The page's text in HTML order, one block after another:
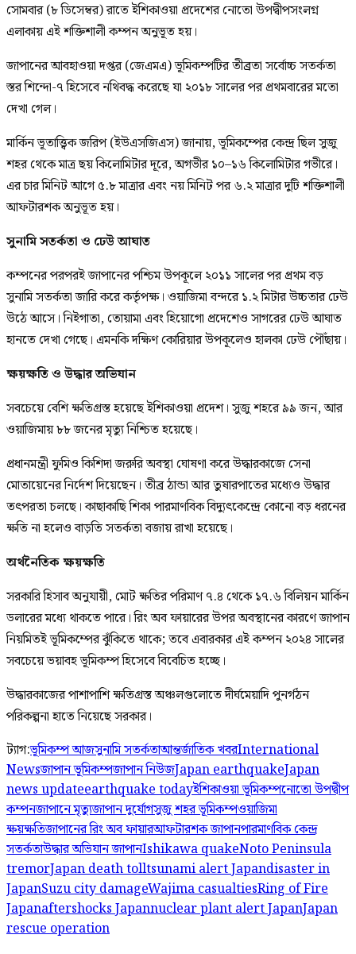
সোমবার (৮ ডিসেম্বর) রাতে ইশিকাওয়া প্রদেশের নোতো উপদ্বীপসংলগ্ন
এলাকায় এই শক্তিশালী কম্পন অনুভূত হয়।
জাপানের আবহাওয়া দপ্তর (জেএমএ) ভূমিকম্পটির তীব্রতা সর্বোচ্চ সতর্কতা
স্তর শিন্দো-৭ হিসেবে নথিবদ্ধ করেছে যা ২০১৮ সালের পর প্রথমবারের মতো
দেখা গেল।
মার্কিন ভূতাত্ত্বিক জরিপ (ইউএসজিএস) জানায়, ভূমিকম্পের কেন্দ্র ছিল সুজু
শহর থেকে মাত্র ছয় কিলোমিটার দূরে, অগভীর ১০–১৬ কিলোমিটার গভীরে।
এর চার মিনিট আগে ৫.৮ মাত্রার এবং নয় মিনিট পর ৬.২ মাত্রার দুটি শক্তিশালী
আফটারশক অনুভূত হয়।
সুনামি সতর্কতা ও ঢেউ আঘাত
কম্পনের পরপরই জাপানের পশ্চিম উপকূলে ২০১১ সালের পর প্রথম বড়
সুনামি সতর্কতা জারি করে কর্তৃপক্ষ। ওয়াজিমা বন্দরে ১.২ মিটার উচ্চতার ঢেউ
উঠে আসে। নিইগাতা, তোয়ামা এবং হিয়োগো প্রদেশেও সাগরের ঢেউ আঘাত
হানতে দেখা গেছে। এমনকি দক্ষিণ কোরিয়ার উপকূলেও হালকা ঢেউ পৌঁছায়।
ক্ষয়ক্ষতি ও উদ্ধার অভিযান
সবচেয়ে বেশি ক্ষতিগ্রস্ত হয়েছে ইশিকাওয়া প্রদেশ। সুজু শহরে ৯৯ জন, আর
ওয়াজিমায় ৮৮ জনের মৃত্যু নিশ্চিত হয়েছে।
প্রধানমন্ত্রী ফুমিও কিশিদা জরুরি অবস্থা ঘোষণা করে উদ্ধারকাজে সেনা
মোতায়েনের নির্দেশ দিয়েছেন। তীব্র ঠান্ডা আর তুষারপাতের মধ্যেও উদ্ধার
তৎপরতা চলছে। কাছাকাছি শিকা পারমাণবিক বিদ্যুৎকেন্দ্রে কোনো বড় ধরনের
ক্ষতি না হলেও বাড়তি সতর্কতা বজায় রাখা হয়েছে।
অর্থনৈতিক ক্ষয়ক্ষতি
সরকারি হিসাব অনুযায়ী, মোট ক্ষতির পরিমাণ ৭.৪ থেকে ১৭.৬ বিলিয়ন মার্কিন
ডলারের মধ্যে থাকতে পারে। রিং অব ফায়ারের উপর অবস্থানের কারণে জাপান
নিয়মিতই ভূমিকম্পের ঝুঁকিতে থাকে; তবে এবারকার এই কম্পন ২০২৪ সালের
সবচেয়ে ভয়াবহ ভূমিকম্প হিসেবে বিবেচিত হচ্ছে।
উদ্ধারকাজের পাশাপাশি ক্ষতিগ্রস্ত অঞ্চলগুলোতে দীর্ঘমেয়াদি পুনর্গঠন
পরিকল্পনা হাতে নিয়েছে সরকার।
ট্যাগ:ভূমিকম্প আজসুনামি সতর্কতাআন্তর্জাতিক খবরInternational
Newsজাপান ভূমিকম্পজাপান নিউজJapan earthquakeJapan
news updateearthquake todayইশিকাওয়া ভূমিকম্পনোতো উপদ্বীপ
কম্পনজাপানে মৃত্যুজাপান দুর্যোগসুজু শহর ভূমিকম্পওয়াজিমা
ক্ষয়ক্ষতিজাপানের রিং অব ফায়ারআফটারশক জাপানপারমাণবিক কেন্দ্র
সতর্কতাউদ্ধার অভিযান জাপানIshikawa quakeNoto Peninsula
tremorJapan death tolltsunami alert Japandisaster in
JapanSuzu city damageWajima casualtiesRing of Fire
Japanaftershocks Japannuclear plant alert JapanJapan
rescue operation